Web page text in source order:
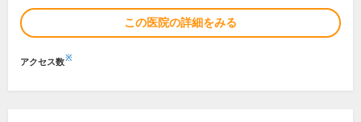
この医院の詳細をみる
アクセス数※